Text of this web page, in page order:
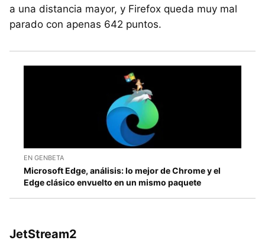
a una distancia mayor, y Firefox queda muy mal
parado con apenas 642 puntos.
EN GENBETA
Microsoft Edge, análisis: lo mejor de Chrome y el
Edge clásico envuelto en un mismo paquete
JetStream2